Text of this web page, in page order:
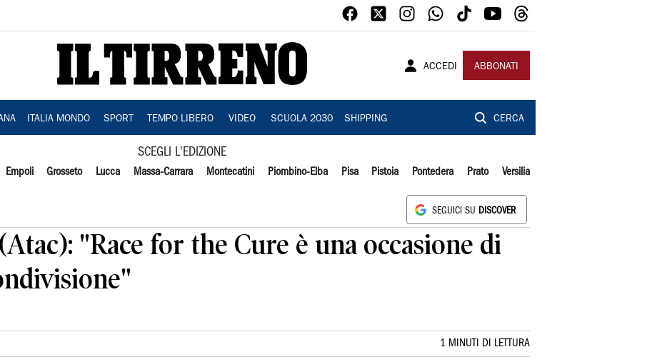
ACCEDI ABBONATI
ITALIA MONDO SPORT TEMPO LIBERO VIDEO SCUOLA 2030 SHIPPING CERCA
SCEGLI L'EDIZIONE
Empoli Grosseto Lucca Massa-Carrara Montecatini Piombino-Elba Pisa Pistoia Pontedera Prato Versilia
SEGUICI SU DISCOVER
"Race for the Cure è una occasione di
1 MINUTI DI LETTURA